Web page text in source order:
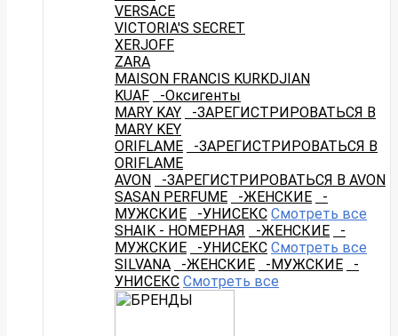
VERSACE
VICTORIA'S SECRET
XERJOFF
ZARA
MAISON FRANCIS KURKDJIAN
KUAF
-Оксигенты
MARY KAY
-ЗАРЕГИСТРИРОВАТЬСЯ В
MARY KEY
ORIFLAME
-ЗАРЕГИСТРИРОВАТЬСЯ В
ORIFLAME
AVON
-ЗАРЕГИСТРИРОВАТЬСЯ В AVON
SASAN PERFUME
-ЖЕНСКИЕ
-
МУЖСКИЕ
-УНИСЕКС Смотреть все
SHAIK - НОМЕРНАЯ
-ЖЕНСКИЕ
-
МУЖСКИЕ
-УНИСЕКС Смотреть все
SILVANA
-ЖЕНСКИЕ -МУЖСКИЕ
-
УНИСЕКС Смотреть все